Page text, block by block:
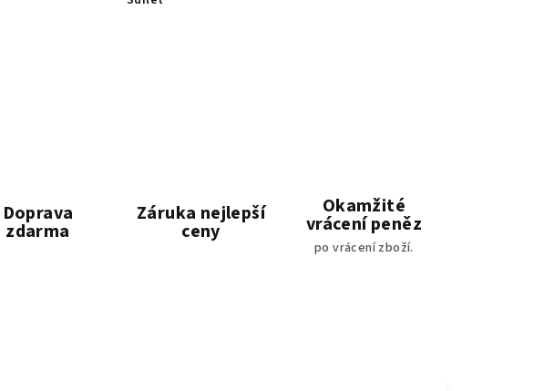
Doprava
zdarma
Záruka nejlepší
ceny
Okamžité
vrácení peněz
po vrácení zboží.